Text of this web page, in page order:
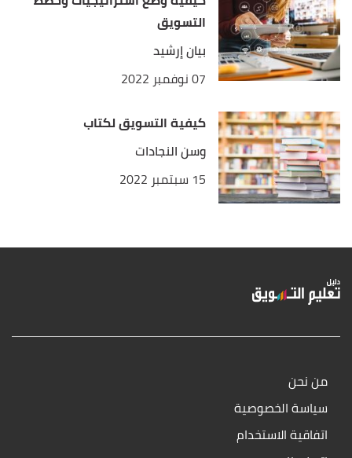
التسويق
بيان إرشيد
07 نوفمبر 2022
كيفية التسويق لكتاب
وسن النجادات
15 سبتمبر 2022
من نحن
سياسة الخصوصية
اتفاقية الاستخدام